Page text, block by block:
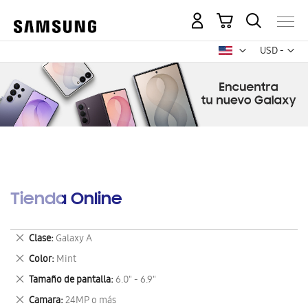
USD -
dólar
Mi carrito
Tienda Online
Clase Galaxy A
Eliminar
este
artículo
Color Mint
Eliminar
este
artículo
Tamaño de pantalla 6.0" - 6.9"
Eliminar
este
Camara 24MP o más
Eliminar